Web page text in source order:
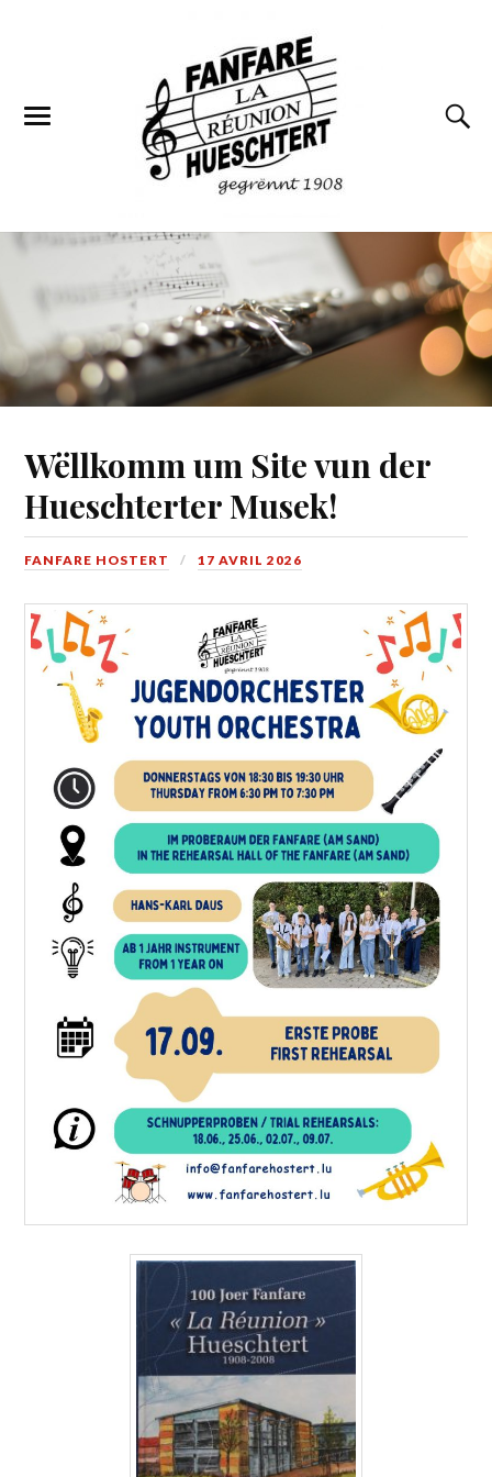
Wëllkomm um Site vun der
Hueschterter Musek!
FANFARE HOSTERT 17 AVRIL 2026